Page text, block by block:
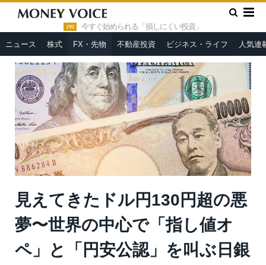
PR 今すぐ始められる「損しにくい投資」
ニュース 株式 FX・先物 不動産投資 ビジネス・ライフ 人気連
HOME » FX・先物 »
見えてきたドル円130円超の悪夢〜世界の
中心で「指し値オペ」と「円安公認」を叫ぶ日銀＝今市太郎
見えてきたドル円130円超の悪
夢〜世界の中心で「指し値オ
ペ」と「円安公認」を叫ぶ日銀